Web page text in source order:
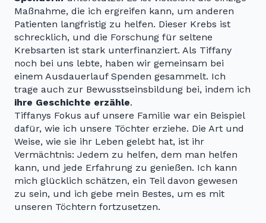
Maßnahme, die ich ergreifen kann, um anderen
Patienten langfristig zu helfen. Dieser Krebs ist
schrecklich, und die Forschung für seltene
Krebsarten ist stark unterfinanziert. Als Tiffany
noch bei uns lebte, haben wir gemeinsam bei
einem Ausdauerlauf Spenden gesammelt. Ich
trage auch zur Bewusstseinsbildung bei, indem ich
ihre Geschichte erzähle.
Tiffanys Fokus auf unsere Familie war ein Beispiel
dafür, wie ich unsere Töchter erziehe. Die Art und
Weise, wie sie ihr Leben gelebt hat, ist ihr
Vermächtnis: Jedem zu helfen, dem man helfen
kann, und jede Erfahrung zu genießen. Ich kann
mich glücklich schätzen, ein Teil davon gewesen
zu sein, und ich gebe mein Bestes, um es mit
unseren Töchtern fortzusetzen.